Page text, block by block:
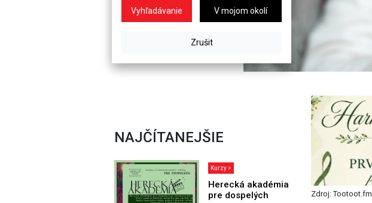
V mojom okolí
NAJČÍTANEJŠIE
Kurzy >
Herecká akadémia
pre dospelých
Zdroj: Tootoot.fm